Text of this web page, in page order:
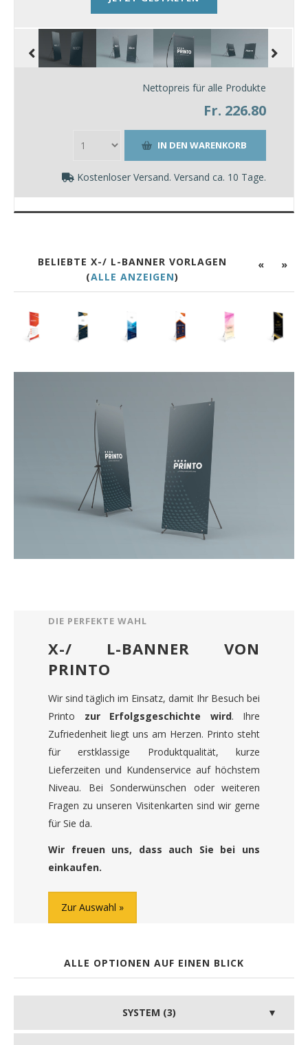
Nettopreis für alle Produkte
Fr. 226.80
Kostenloser Versand. Versand ca. 10 Tage.
« »
BELIEBTE X-/ L-BANNER VORLAGEN
(ALLE ANZEIGEN)
DIE PERFEKTE WAHL
X-/ L-BANNER VON
PRINTO
Wir sind täglich im Einsatz, damit Ihr Besuch bei
Printo zur Erfolgsgeschichte wird. Ihre
Zufriedenheit liegt uns am Herzen. Printo steht
für erstklassige Produktqualität, kurze
Lieferzeiten und Kundenservice auf höchstem
Niveau. Bei Sonderwünschen oder weiteren
Fragen zu unseren Visitenkarten sind wir gerne
für Sie da.
Wir freuen uns, dass auch Sie bei uns
einkaufen.
Zur Auswahl
ALLE OPTIONEN AUF EINEN BLICK
SYSTEM (3)